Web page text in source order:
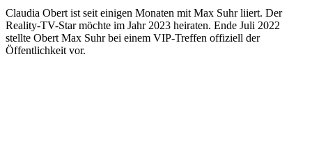
Claudia Obert ist seit einigen Monaten mit Max Suhr liiert. Der
Reality-TV-Star möchte im Jahr 2023 heiraten. Ende Juli 2022
stellte Obert Max Suhr bei einem VIP-Treffen offiziell der
Öffentlichkeit vor.